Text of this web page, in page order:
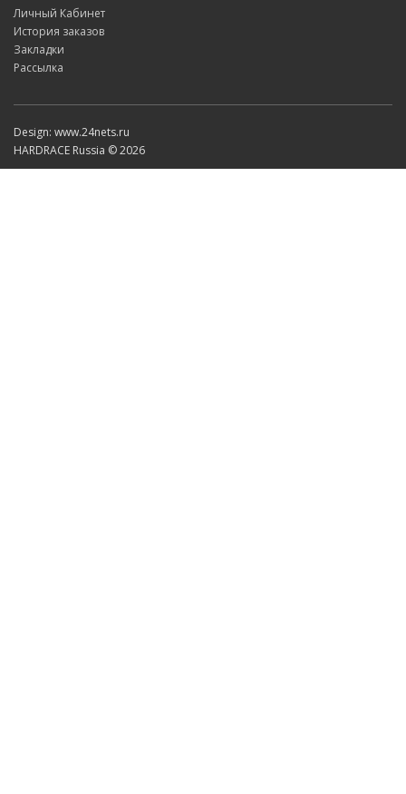
Личный Кабинет
История заказов
Закладки
Рассылка
Design: www.24nets.ru
HARDRACE Russia © 2026